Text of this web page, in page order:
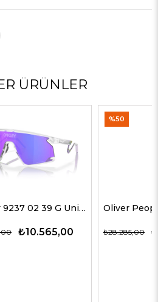
ÜRÜNLER
Oakley 9237 02 39 G Unisex Güneş Gözlükleri Oliver Peoples 5514SU 1678C5 51 G Unisex Güneş Gözlükleri
₺14.143,00
₺28.285,00